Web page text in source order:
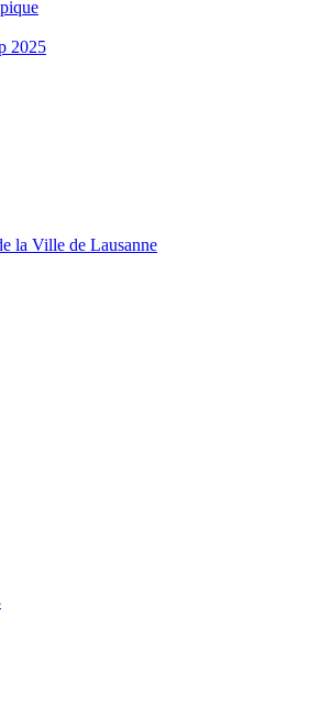
2025
la Ville de Lausanne